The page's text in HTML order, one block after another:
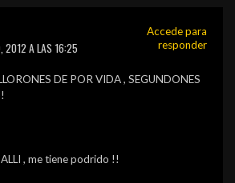
2012 A LAS 16:25
DE POR VIDA , SEGUNDONES
, me tiene podrido !!
Accede para
responder